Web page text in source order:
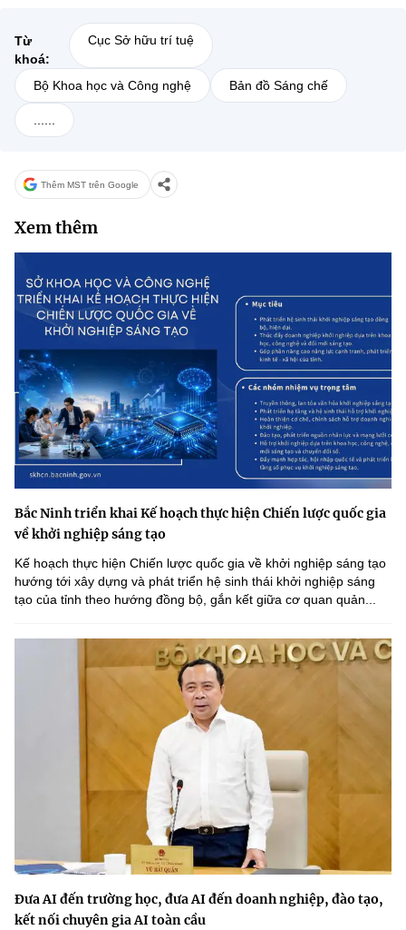
Từ
khoá:
Cục Sở hữu trí tuệ
Bộ Khoa học và Công nghệ Bản đồ Sáng chế
......
Thêm MST trên Google
Xem thêm
Bắc Ninh triển khai Kế hoạch thực hiện Chiến lược quốc gia
về khởi nghiệp sáng tạo
Kế hoạch thực hiện Chiến lược quốc gia về khởi nghiệp sáng tạo
hướng tới xây dựng và phát triển hệ sinh thái khởi nghiệp sáng
tạo của tỉnh theo hướng đồng bộ, gắn kết giữa cơ quan quản...
Đưa AI đến trường học, đưa AI đến doanh nghiệp, đào tạo,
kết nối chuyên gia AI toàn cầu